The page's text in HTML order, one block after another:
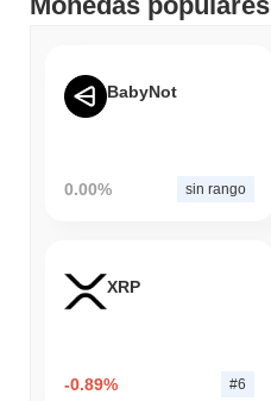
BabyNot
0.00% sin rango
XRP
-0.89% #6